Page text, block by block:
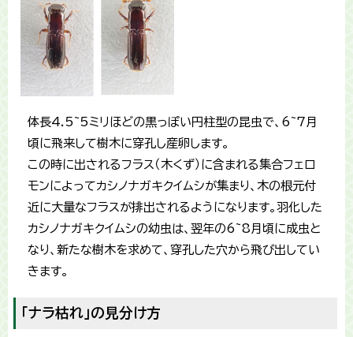
体長4.5~5ミリほどの黒っぽい円柱型の昆虫で、6~7月
頃に飛来して樹木に穿孔し産卵します。
この時に出されるフラス（木くず）に含まれる集合フェロ
モンによってカシノナガキクイムシが集まり、木の根元付
近に大量なフラスが排出されるようになります。羽化した
カシノナガキクイムシの幼虫は、翌年の6~8月頃に成虫と
なり、新たな樹木を求めて、穿孔した穴から飛び出してい
きます。
「ナラ枯れ」の見分け方